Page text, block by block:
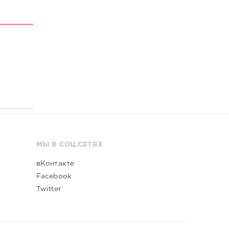
МЫ В СОЦ.СЕТЯХ
вКонтакте
Facebook
Twitter